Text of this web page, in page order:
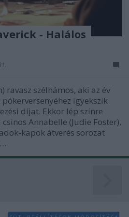
- Halálos
ravasz szélhámos, aki az év
igyekszik
díjat. Ekkor lép színre
Annabelle (Judie Foster),
kapok átverés sorozat